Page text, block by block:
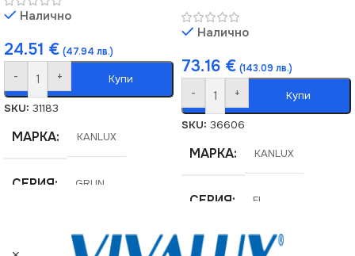
Налично
24.51 € (47.94 лв.)
- + Купи
SKU: 31183
МАРКА KANLUX
СЕРИЯ GRUN
СТЕПЕН НА ЗАЩИТА
Налично
73.16 € (143.09 лв.)
- + Купи
SKU: 36606
МАРКА KANLUX
СЕРИЯ FL
ВИД LED